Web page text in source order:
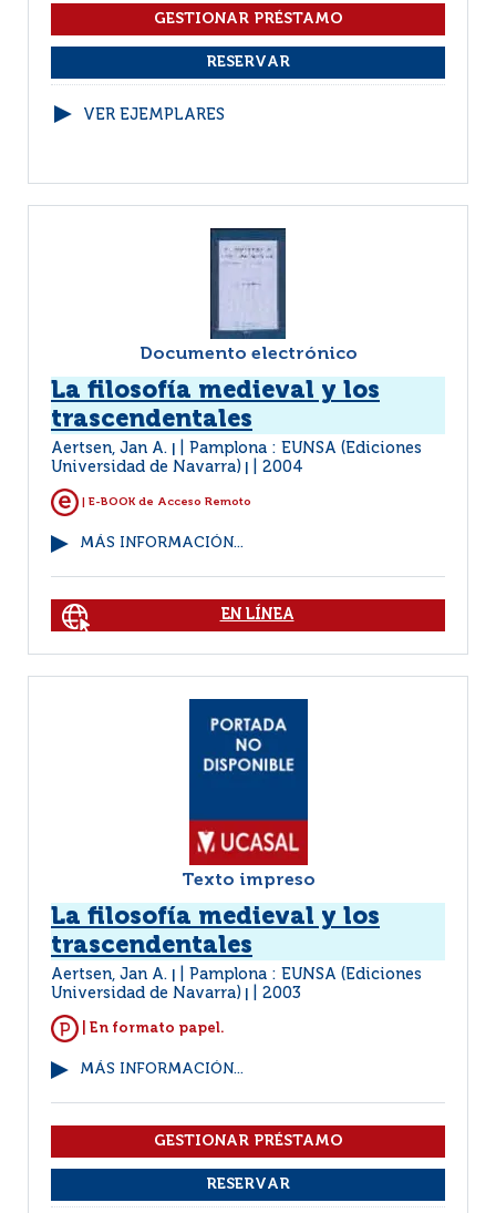
VER EJEMPLARES
Documento electrónico
La filosofía medieval y los
trascendentales
Aertsen, Jan A.
Pamplona : EUNSA (Ediciones
Universidad de Navarra)
2004
| E-BOOK de Acceso Remoto
MÁS INFORMACIÓN...
EN LÍNEA
Texto impreso
La filosofía medieval y los
trascendentales
Aertsen, Jan A.
Pamplona : EUNSA (Ediciones
Universidad de Navarra)
2003
| En formato papel.
MÁS INFORMACIÓN...